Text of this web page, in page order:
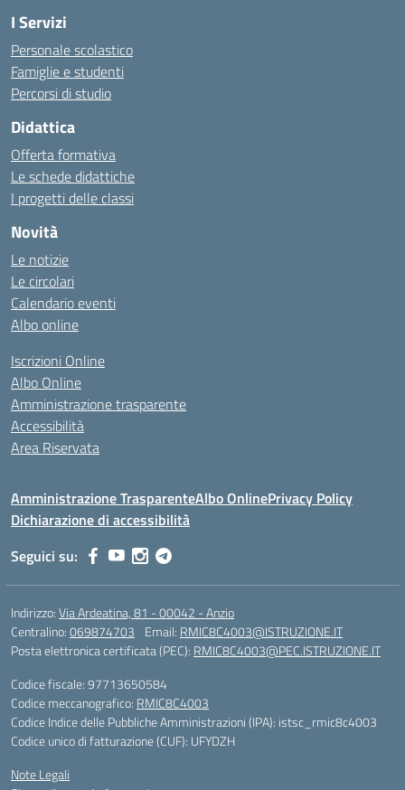
I Servizi
Personale scolastico
Famiglie e studenti
Percorsi di studio
Didattica
Offerta formativa
Le schede didattiche
I progetti delle classi
Novità
Le notizie
Le circolari
Calendario eventi
Albo online
Iscrizioni Online
Albo Online
Amministrazione trasparente
Accessibilità
Area Riservata
Amministrazione TrasparenteAlbo OnlinePrivacy Policy
Dichiarazione di accessibilità
Seguici su:
Indirizzo:Via Ardeatina, 81 - 00042 - Anzio
Centralino:069874703 Email: RMIC8C4003@ISTRUZIONE.IT
Posta elettronica certificata (PEC): RMIC8C4003@PEC.ISTRUZIONE.IT
Codice fiscale: 97713650584
Codice meccanografico: RMIC8C4003
Codice Indice delle Pubbliche Amministrazioni (IPA): istsc_rmic8c4003
Codice unico di fatturazione (CUF): UFYDZH
Note Legali